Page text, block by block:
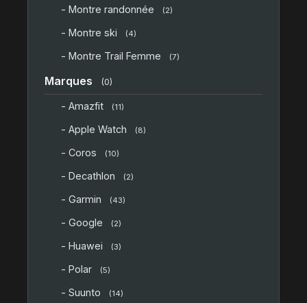
- Montre randonnée (2)
- Montre ski (4)
- Montre Trail Femme (7)
Marques (0)
- Amazfit (11)
- Apple Watch (8)
- Coros (10)
- Decathlon (2)
- Garmin (43)
- Google (2)
- Huawei (3)
- Polar (5)
- Suunto (14)